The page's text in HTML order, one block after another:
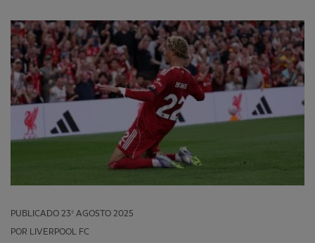
PUBLICADO 23º AGOSTO 2025
POR LIVERPOOL FC